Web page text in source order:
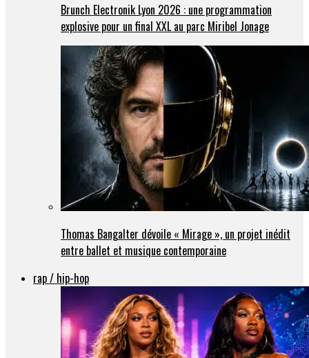
Brunch Electronik Lyon 2026 : une programmation
explosive pour un final XXL au parc Miribel Jonage
Thomas Bangalter dévoile « Mirage », un projet inédit
entre ballet et musique contemporaine
rap / hip-hop